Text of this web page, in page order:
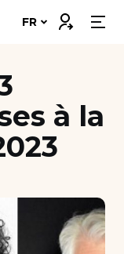
FR Connexion
à la